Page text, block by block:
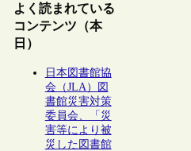
よく読まれている
コンテンツ（本
日）
日本図書館協
会（JLA）図
書館災害対策
委員会、「災
害等により被
災した図書館